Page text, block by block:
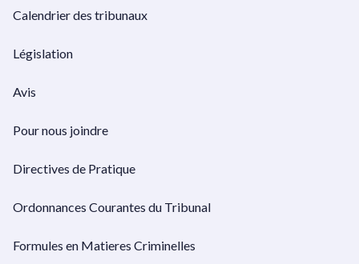
Calendrier des tribunaux
Législation
Avis
Pour nous joindre
Directives de Pratique
Ordonnances Courantes du Tribunal
Formules en Matieres Criminelles